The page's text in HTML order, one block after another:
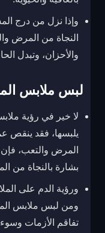
وإذا نزل من درج
النجاة من المرض
والأحزان، وتبدل
لبس ملابس
لا خير في رؤية
يلبسها، فقد ينقص
المرض والتعب،
بشارة بالنجاة من
ورؤية الدم على
ومن لبس ملابس
تفاقم الأزمات